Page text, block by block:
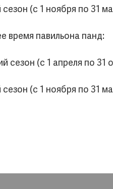
сезон (с 1 ноября по 31
время павильона панд:
сезон (с 1 апреля по 31
сезон (с 1 ноября по 31